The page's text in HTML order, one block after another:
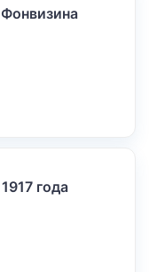
года